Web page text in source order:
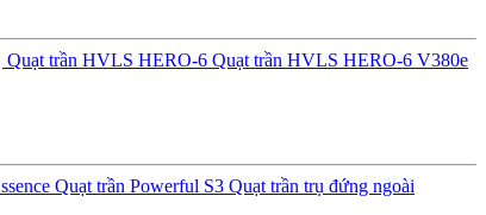
Quạt trần HVLS HERO-6 Quạt trần HVLS HERO-6 V380e
Quạt trần Powerful S3 Quạt trần trụ đứng ngoài